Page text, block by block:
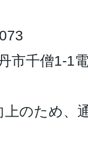
市千僧1-1
のため、